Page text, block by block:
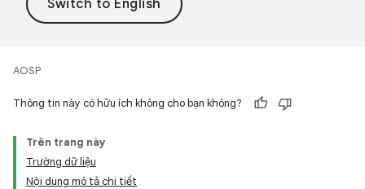
AOSP
Thông tin này có hữu ích không cho bạn không?
Trên trang này
Trường dữ liệu
Nội dung mô tả chi tiết